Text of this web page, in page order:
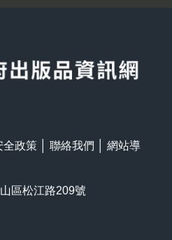
全政策 聯絡我們
網站導
區松江路209號